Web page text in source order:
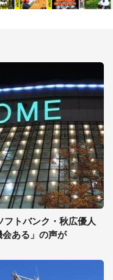
フトバンク・秋広優人
ある」の声が